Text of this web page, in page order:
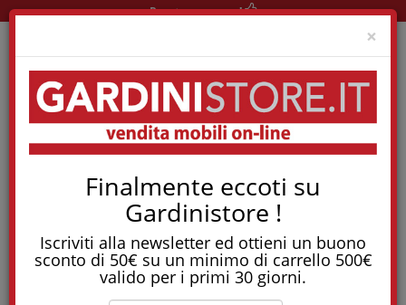
×
Finalmente eccoti su
Gardinistore !
Iscriviti alla newsletter ed ottieni un buono
sconto di 50€ su un minimo di carrello 500€
valido per i primi 30 giorni.
Pronta consegna!
Microonde Da Incasso Grill 600 Electrolux - Mo318Gxe
Su questo prodotto non si applica la promozione
in corso, in quanto già proposto a prezzo
scontatissimo!
Microonde da incasso Grill 600 Electrolux -